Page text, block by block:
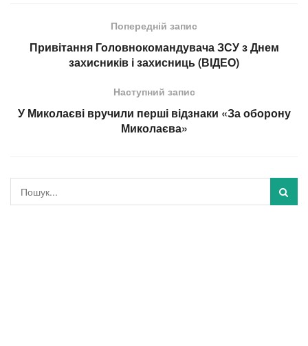
Попередній запис
Привітання Головнокомандувача ЗСУ з Днем
захисників і захисниць (ВІДЕО)
Наступний запис
У Миколаєві вручили перші відзнаки «За оборону
Миколаєва»